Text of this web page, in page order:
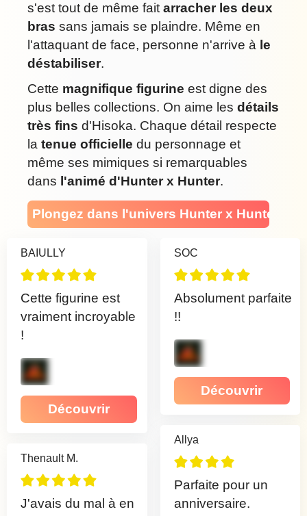
s'est tout de même fait arracher les deux
bras sans jamais se plaindre. Même en
l'attaquant de face, personne n'arrive à le
déstabiliser.
Cette magnifique figurine est digne des
plus belles collections. On aime les détails
très fins d'Hisoka. Chaque détail respecte
la tenue officielle du personnage et
même ses mimiques si remarquables
dans l'animé d'Hunter x Hunter.
Plongez dans l'univers Hunter x Hunter
BAIULLY
Cette figurine est
vraiment incroyable
!
Découvrir
Thenault M.
J'avais du mal à en
SOC
Absolument parfaite
!!
Découvrir
Allya
Parfaite pour un
anniversaire.